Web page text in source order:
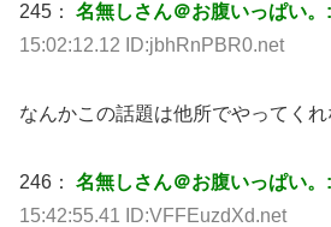
245： 名無しさん＠お腹いっぱい。:
15:02:12.12 ID:jbhRnPBR0.net
なんかこの話題は他所でやってくれ
246： 名無しさん＠お腹いっぱい。:
15:42:55.41 ID:VFFEuzdXd.net